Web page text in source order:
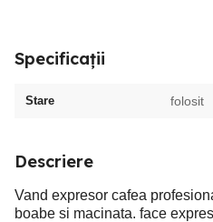
Specificații
Stare folosit
Descriere
Vand expresor cafea
boabe si macinata. face